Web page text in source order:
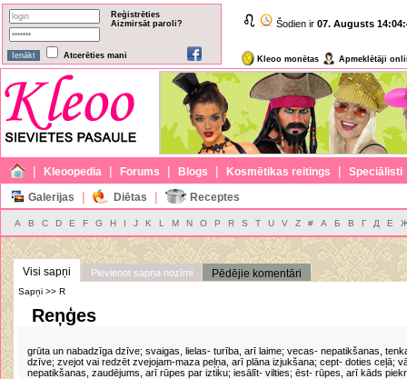
Reģistrēties
Aizmirsāt paroli?
Atcerēties mani
Šodien ir 07. Augusts
Kleoo monētas Apmeklētāji
| Kleoopedia | Forums | Blogs | Kosmētikas reitings | Speciālisti
Galerijas | Diētas | Receptes
A B C D E F G H I J K L M N O P R S T U V Z # А Б В Г Д Е
Visi sapņi Pievienot sapņa nozīmi Pēdējie komentāri
Sapņi >> R
Reņģes
grūta un nabadzīga dzīve; svaigas, lielas- turība, arī laime; vecas- nepatikšanas,
dzīve; zvejot vai redzēt zvejojam-maza peļņa, arī plāna izjukšana; cept- doties ceļā;
nepatikšanas, zaudējums, arī rūpes par iztiku; iesālīt- vilties; ēst- rūpes, arī kāds